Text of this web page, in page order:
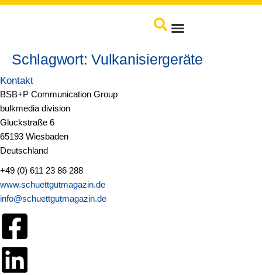
Schlagwort:Vulkanisiergeräte
Kontakt
BSB+P Communication Group
bulkmedia division
Gluckstraße 6
65193 Wiesbaden
Deutschland
+49 (0) 611 23 86 288
www.schuettgutmagazin.de
info@schuettgutmagazin.de